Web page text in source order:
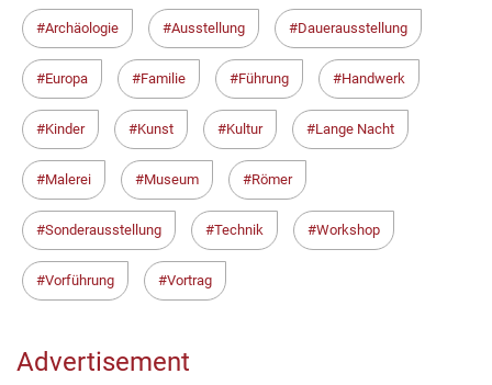
Archäologie Ausstellung Dauerausstellung
Europa Familie Führung Handwerk
Kinder Kunst Kultur Lange Nacht
Malerei Museum Römer
Sonderausstellung Technik Workshop
Vorführung Vortrag
Advertisement